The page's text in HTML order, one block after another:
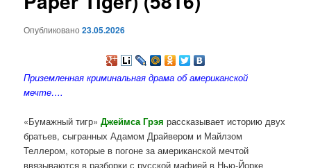
Опубликовано23.05.2026
Приземленная криминальная драма об американской
мечте….
«Бумажный тигр»Джеймса Грэя рассказывает историю двух
братьев, сыгранных Адамом Драйвером и Майлзом
Теллером, которые в погоне за американской мечтой
ввязываются в разборки с русской мафией в Нью-Йорке